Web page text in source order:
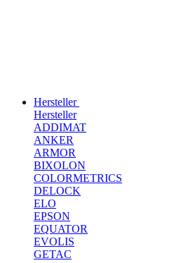
Hersteller
Hersteller
ADDIMAT
ANKER
ARMOR
BIXOLON
COLORMETRICS
DELOCK
ELO
EPSON
EQUATOR
EVOLIS
GETAC